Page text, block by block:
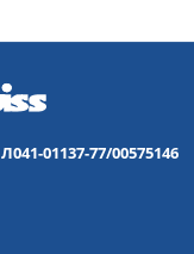
Л041-01137-77/00575146